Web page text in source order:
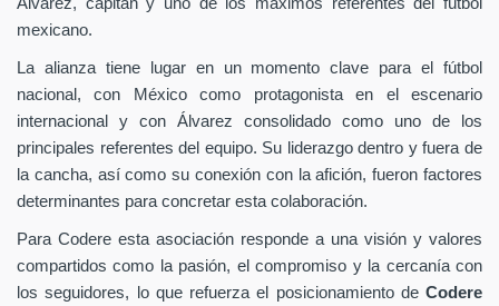
Álvarez, capitán y uno de los máximos referentes del fútbol
mexicano.
La alianza tiene lugar en un momento clave para el fútbol
nacional, con México como protagonista en el escenario
internacional y con Álvarez consolidado como uno de los
principales referentes del equipo. Su liderazgo dentro y fuera de
la cancha, así como su conexión con la afición, fueron factores
determinantes para concretar esta colaboración.
Para Codere esta asociación responde a una visión y valores
compartidos como la pasión, el compromiso y la cercanía con
los seguidores, lo que refuerza el posicionamiento de Codere